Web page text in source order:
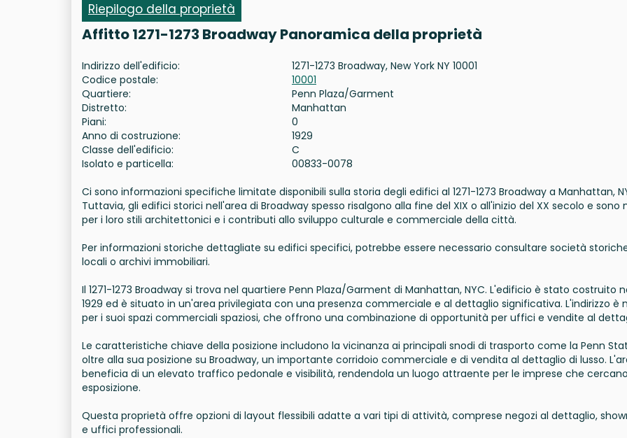
Riepilogo della proprietà
Affitto 1271-1273 Broadway Panoramica della proprietà
Indirizzo dell'edificio:
1271-1273 Broadway, New York NY 10001
Codice postale:
10001
Quartiere:
Penn Plaza/Garment
Distretto:
Manhattan
Piani:
0
Anno di costruzione:
1929
Classe dell'edificio:
C
Isolato e particella:
00833-0078
Ci sono informazioni specifiche limitate disponibili sulla storia degli edifici al 1271-1273 Broadway a Manhattan,
Tuttavia, gli edifici storici nell'area di Broadway spesso risalgono alla fine del XIX o all'inizio del XX secolo e sono
per i loro stili architettonici e i contributi allo sviluppo culturale e commerciale della città.
Per informazioni storiche dettagliate su edifici specifici, potrebbe essere necessario consultare società
locali o archivi immobiliari.
Il 1271-1273 Broadway si trova nel quartiere Penn Plaza/Garment di Manhattan, NYC. L'edificio è stato costruito
1929 ed è situato in un'area privilegiata con una presenza commerciale e al dettaglio significativa. L'indirizzo è
per i suoi spazi commerciali spaziosi, che offrono una combinazione di opportunità per uffici e vendite al
Le caratteristiche chiave della posizione includono la vicinanza ai principali snodi di trasporto come la Penn
oltre alla sua posizione su Broadway, un importante corridoio commerciale e di vendita al dettaglio di lusso.
beneficia di un elevato traffico pedonale e visibilità, rendendola un luogo attraente per le imprese che cercano
esposizione.
Questa proprietà offre opzioni di layout flessibili adatte a vari tipi di attività, comprese negozi al dettaglio,
e uffici professionali.